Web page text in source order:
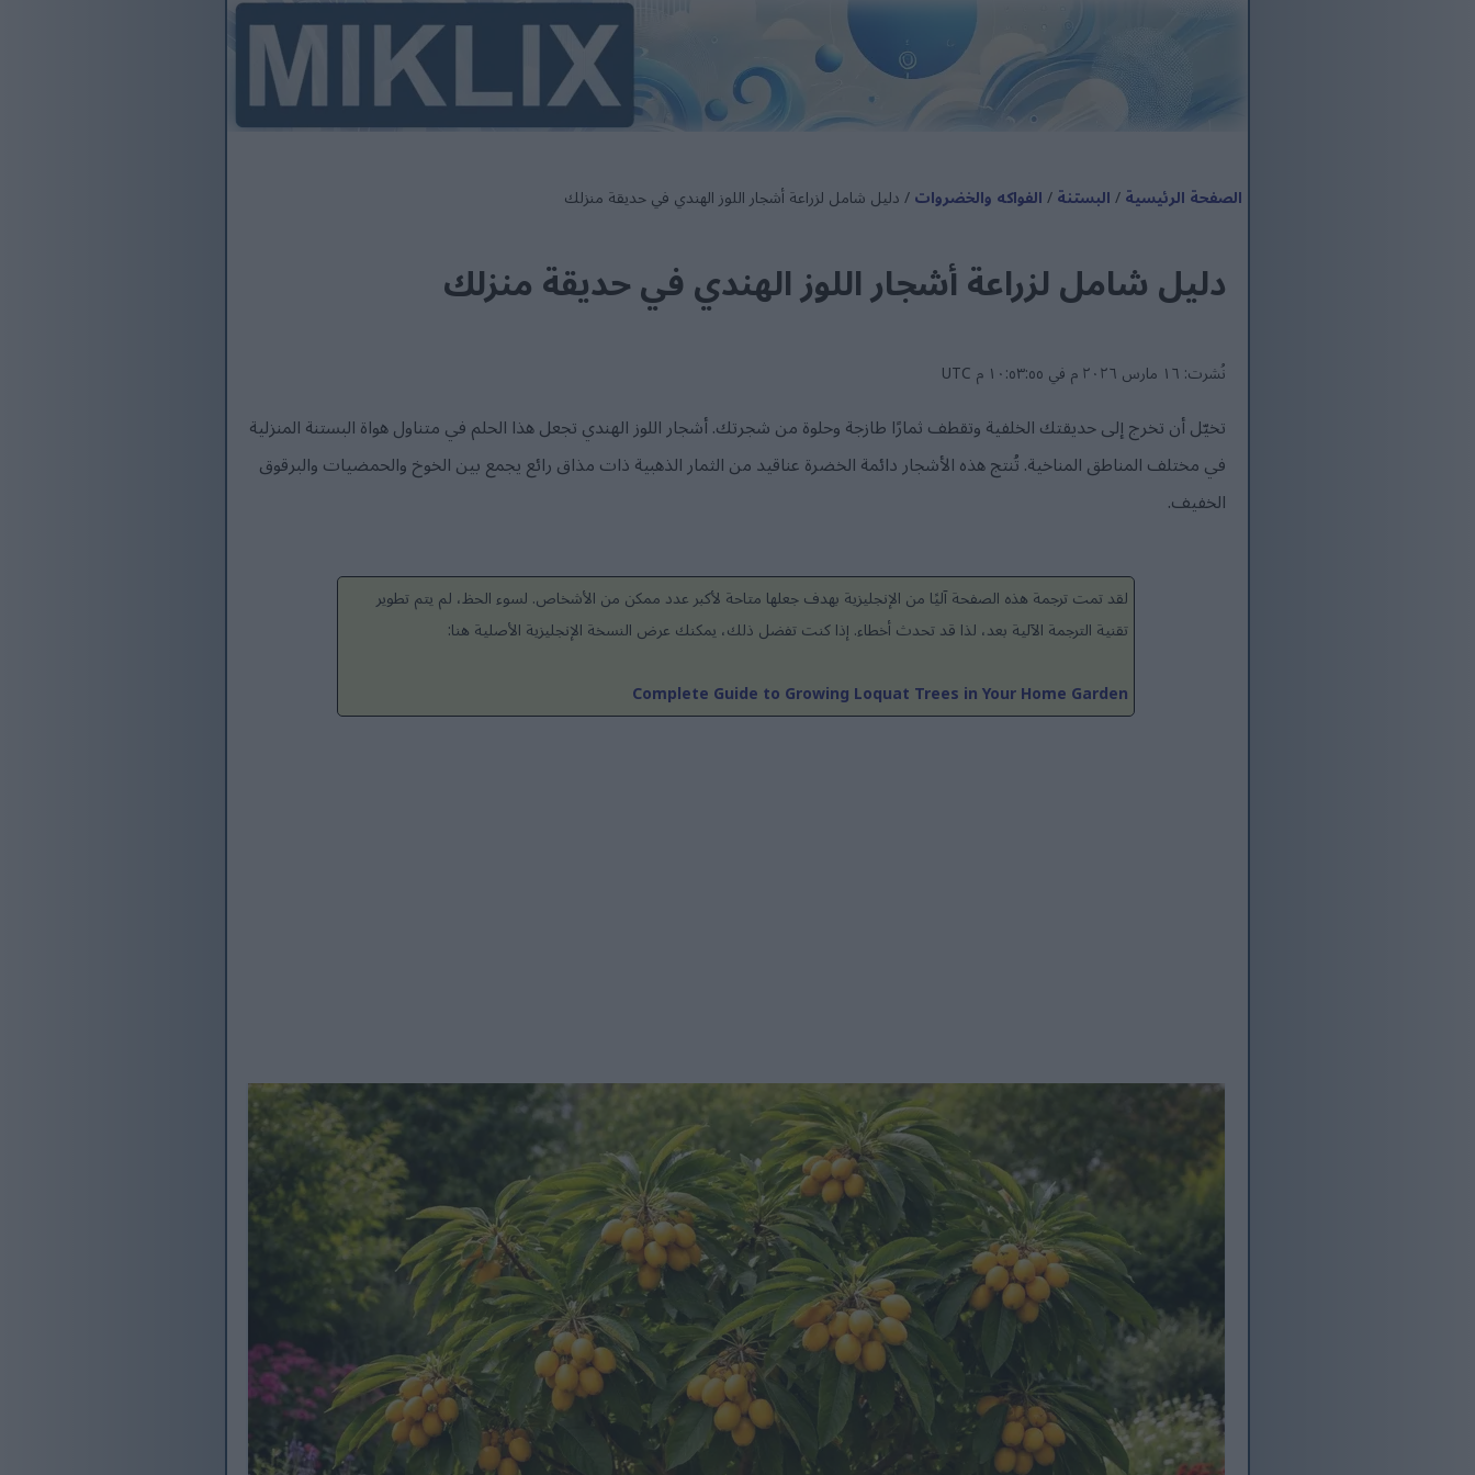
الصفحة الرئيسية/البستنة/الفواكه والخضروات/ دليل شامل لزراعة أشجار اللوز الهندي في حديقة منزلك
دليل شامل لزراعة أشجار اللوز الهندي في حديقة منزلك
نُشرت: ١٦ مارس ٢٠٢٦ م في ١٠:٥٣:٥٥ م UTC
تخيّل أن تخرج إلى حديقتك الخلفية وتقطف ثمارًا طازجة وحلوة من شجرتك. أشجار اللوز الهندي تجعل هذا الحلم في متناول هواة البستنة المنزلية
في مختلف المناطق المناخية. تُنتج هذه الأشجار دائمة الخضرة عناقيد من الثمار الذهبية ذات مذاق رائع يجمع بين الخوخ والحمضيات والبرقوق
الخفيف.
لقد تمت ترجمة هذه الصفحة آليًا من الإنجليزية بهدف جعلها متاحة لأكبر عدد ممكن من الأشخاص. لسوء الحظ، لم يتم تطوير
تقنية الترجمة الآلية بعد، لذا قد تحدث أخطاء. إذا كنت تفضل ذلك، يمكنك عرض النسخة الإنجليزية الأصلية هنا:
Complete Guide to Growing Loquat Trees in Your Home Garden